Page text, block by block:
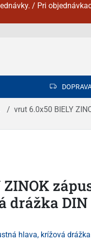
/ Pri
vrut 6.0x50 BIELY ZINOK
drážka DIN
hlava, krížová drážka